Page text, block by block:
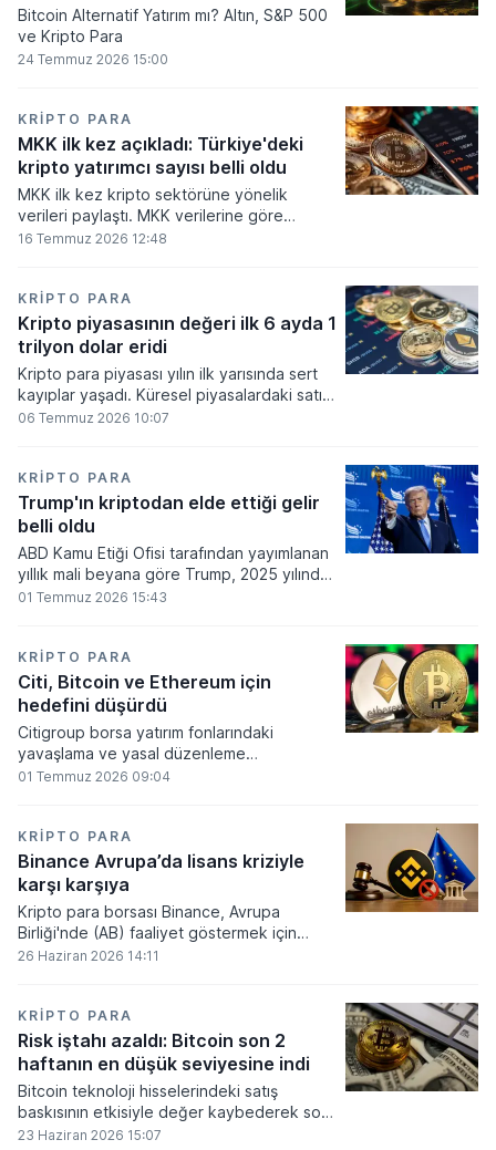
Bitcoin Alternatif Yatırım mı? Altın, S&P 500
ve Kripto Para
24 Temmuz 2026 15:00
KRIPTO PARA
MKK ilk kez açıkladı: Türkiye'deki
kripto yatırımcı sayısı belli oldu
MKK ilk kez kripto sektörüne yönelik
verileri paylaştı. MKK verilerine göre
platformlarda bugüne kadar 5,6 milyon
olarak belirlendi.
16 Temmuz 2026 12:48
KRIPTO PARA
Kripto piyasasının değeri ilk 6 ayda 1
trilyon dolar eridi
Kripto para piyasası yılın ilk yarısında sert
kayıplar yaşadı. Küresel piyasalardaki satış
baskısı ve artan faiz baskısının etkisiyle
06 Temmuz 2026 10:07
KRIPTO PARA
Trump'ın kriptodan elde ettiği gelir
belli oldu
ABD Kamu Etiği Ofisi tarafından yayımlanan
yıllık mali beyana göre Trump, 2025 yılında
kripto para ve memecoin faaliyetlerinden
01 Temmuz 2026 15:43
KRIPTO PARA
Citi, Bitcoin ve Ethereum için
hedefini düşürdü
Citigroup borsa yatırım fonlarındaki
yavaşlama ve yasal düzenleme
beklentilerinin zayıflaması üzerine kripto
01 Temmuz 2026 09:04
KRIPTO PARA
Binance Avrupa’da lisans kriziyle
karşı karşıya
Kripto para borsası Binance, Avrupa
Birliği'nde (AB) faaliyet göstermek için
gerekli düzenleyici onayları alamadı.
26 Haziran 2026 14:11
KRIPTO PARA
Risk iştahı azaldı: Bitcoin son 2
haftanın en düşük seviyesine indi
Bitcoin teknoloji hisselerindeki satış
baskısının etkisiyle değer kaybederek son
iki haftanın en düşük seviyesini gördü.
23 Haziran 2026 15:07